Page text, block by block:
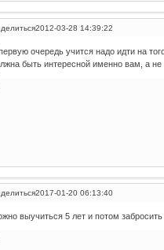
2012-03-28 14:39:22
очередь учится надо идти на
быть интересной именно вам, а
2017-01-20 06:13:40
выучиться 5 лет и потом